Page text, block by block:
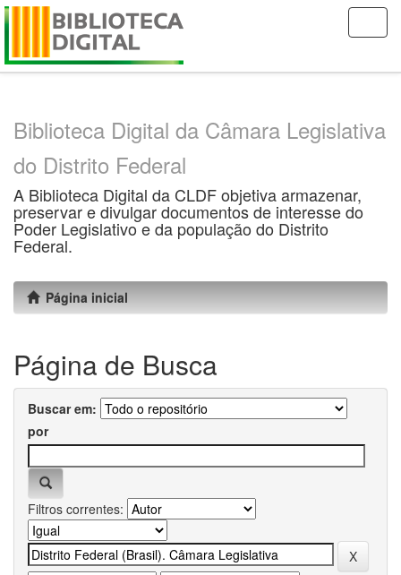
Skip
Biblioteca Digital da Câmara Legislativa
do Distrito Federal
A Biblioteca Digital da CLDF objetiva armazenar,
preservar e divulgar documentos de interesse do
Poder Legislativo e da população do Distrito
Federal.
Página inicial
Página de Busca
Buscar em:
por
Filtros correntes: